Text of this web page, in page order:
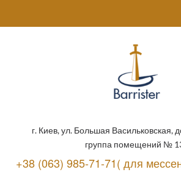
г. Киев, ул. Большая Васильковская,
группа помещений №
+38 (063) 985-71-71( для